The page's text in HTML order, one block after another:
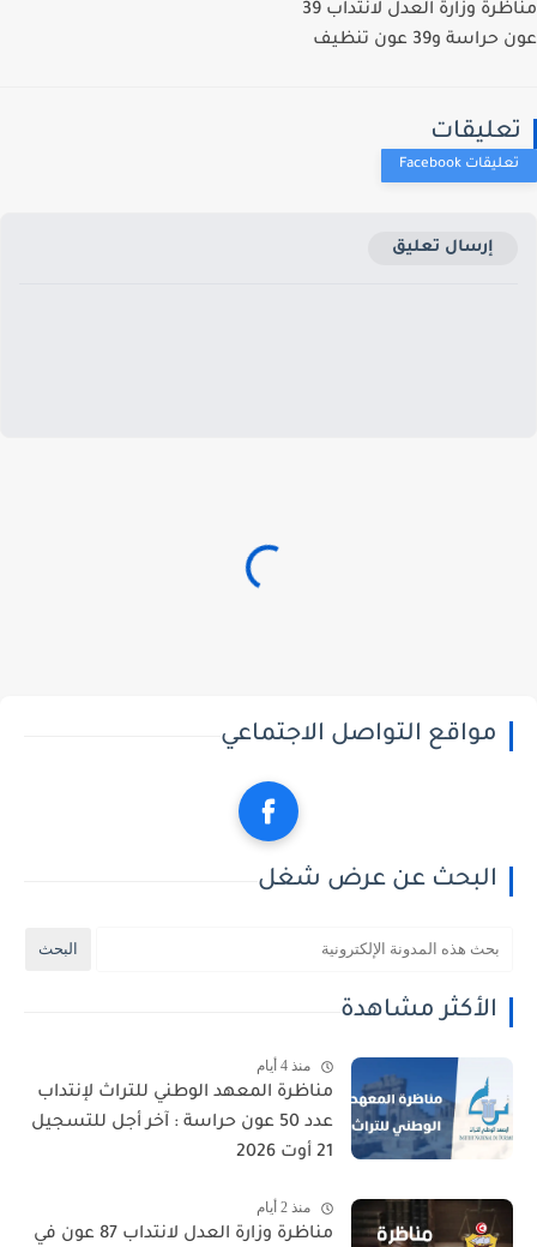
مناظرة وزارة العدل لانتداب 39
و39 عون تنظيف
إرسال تعليق
مواقع التواصل الاجتماعي
البحث عن عرض شغل
الأكثر مشاهدة
منذ 4 أيام
مناظرة المعهد الوطني للتراث لإنتداب
عدد 50 عون حراسة : آخر أجل للتسجيل
21 أوت 2026
منذ 2 أيام
مناظرة وزارة العدل لانتداب 87 عون في